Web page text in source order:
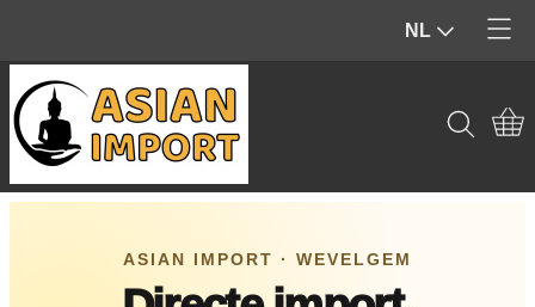
NL
Producten
Edelstenen & Kristallen
ASIAN IMPORT · WEVELGEM